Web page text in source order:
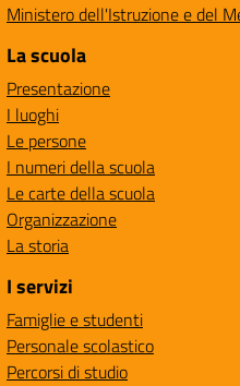
Ministero dell'Istruzione e del
La scuola
Presentazione
I luoghi
Le persone
I numeri della scuola
Le carte della scuola
Organizzazione
La storia
I servizi
Famiglie e studenti
Personale scolastico
Percorsi di studio